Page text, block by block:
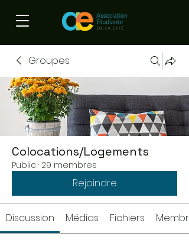
Groupes
Colocations/Logements
Public · 29 membres
Rejoindre
Discussion Médias Fichiers